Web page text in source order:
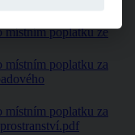
poplatku ze
poplatku za
poplatku za